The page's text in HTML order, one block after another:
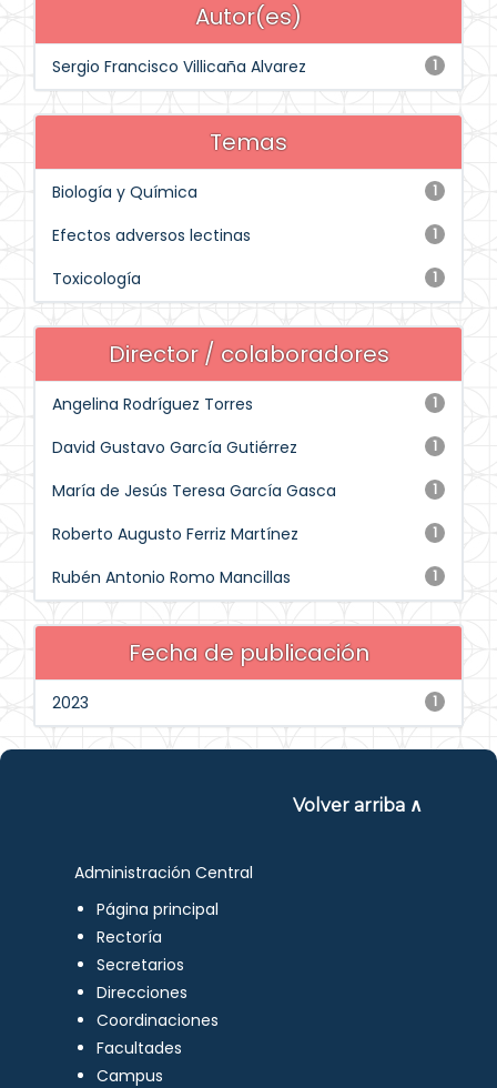
Autor(es)
1
Sergio Francisco Villicaña Alvarez
Temas
1
Biología y Química
1
Efectos adversos lectinas
1
Toxicología
Director / colaboradores
1
Angelina Rodríguez Torres
1
David Gustavo García Gutiérrez
1
María de Jesús Teresa García Gasca
1
Roberto Augusto Ferriz Martínez
1
Rubén Antonio Romo Mancillas
Fecha de publicación
1
2023
Volver arriba ∧
Administración Central
Página principal
Rectoría
Secretarios
Direcciones
Coordinaciones
Facultades
Campus